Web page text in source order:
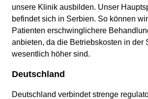
unsere Klinik ausbilden. Unser
befindet sich in Serbien. So können
Patienten erschwinglichere
anbieten, da die Betriebskosten in der
wesentlich höher sind.
Deutschland
Deutschland verbindet strenge